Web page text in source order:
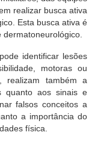
realizar busca ativa
Esta busca ativa é
identificar lesões
motoras ou
realizam também a
quanto aos sinais e
falsos conceitos a
a importância do
física.